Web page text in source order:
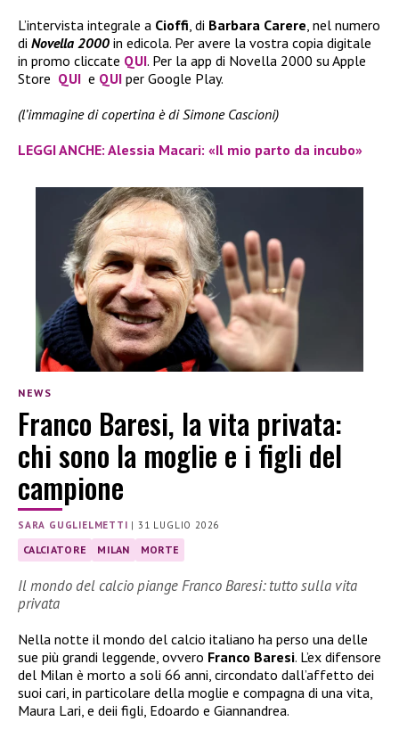
L’intervista integrale a Cioffi, di Barbara Carere, nel numero
di Novella 2000 in edicola. Per avere la vostra copia digitale
in promo cliccate QUI. Per la app di Novella 2000 su Apple
Store QUI e QUI per Google Play.
(l’immagine di copertina è di Simone Cascioni)
LEGGI ANCHE: Alessia Macari: «Il mio parto da incubo»
NEWS
Franco Baresi, la vita privata:
chi sono la moglie e i figli del
campione
SARA GUGLIELMETTI |31 LUGLIO 2026
CALCIATORE MILAN MORTE
Il mondo del calcio piange Franco Baresi: tutto sulla vita
privata
Nella notte il mondo del calcio italiano ha perso una delle
sue più grandi leggende, ovvero Franco Baresi. L’ex difensore
del Milan è morto a soli 66 anni, circondato dall’affetto dei
suoi cari, in particolare della moglie e compagna di una vita,
Maura Lari, e deii figli, Edoardo e Giannandrea.